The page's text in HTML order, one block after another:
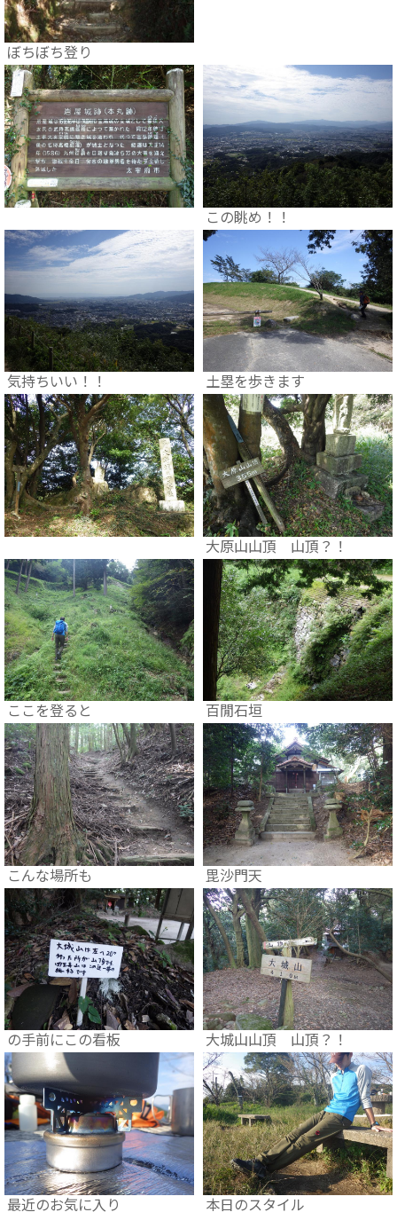
ぼちぼち登り
この眺め！！
気持ちいい！！ 土塁を歩きます
大原山山頂 山頂？！
ここを登ると 百閒石垣
こんな場所も 毘沙門天
の手前にこの看板 大城山山頂 山頂？！
最近のお気に入り 本日のスタイル